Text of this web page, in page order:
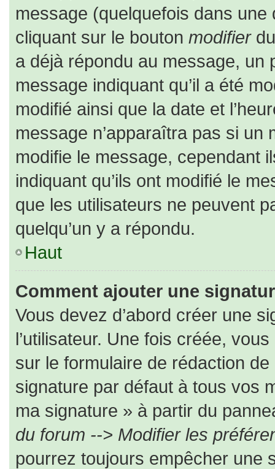
message (quelquefois dans
cliquant sur le bouton modifierdu
a déjà répondu au message, un
message indiquant qu’il a été
modifié ainsi que la date et
message n’apparaîtra pas si
modifie le message, cependant
indiquant qu’ils ont modifié le
que les utilisateurs ne peuvent
quelqu’un y a répondu.
Haut
Comment ajouter une
Vous devez d’abord créer une
l’utilisateur. Une fois créée,
sur le formulaire de rédaction
signature par défaut à tous vos
ma signature » à partir du
du forum --> Modifier les
pourrez toujours empêcher une